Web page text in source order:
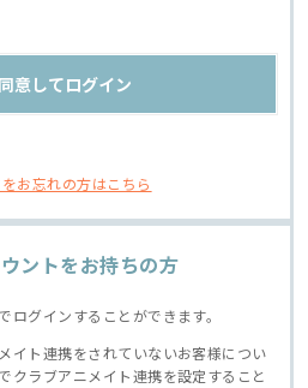
お忘れの方はこちら
ントをお持ちの方
グインすることができます。
イト連携をされていないお客様につい
クラブアニメイト連携を設定すること